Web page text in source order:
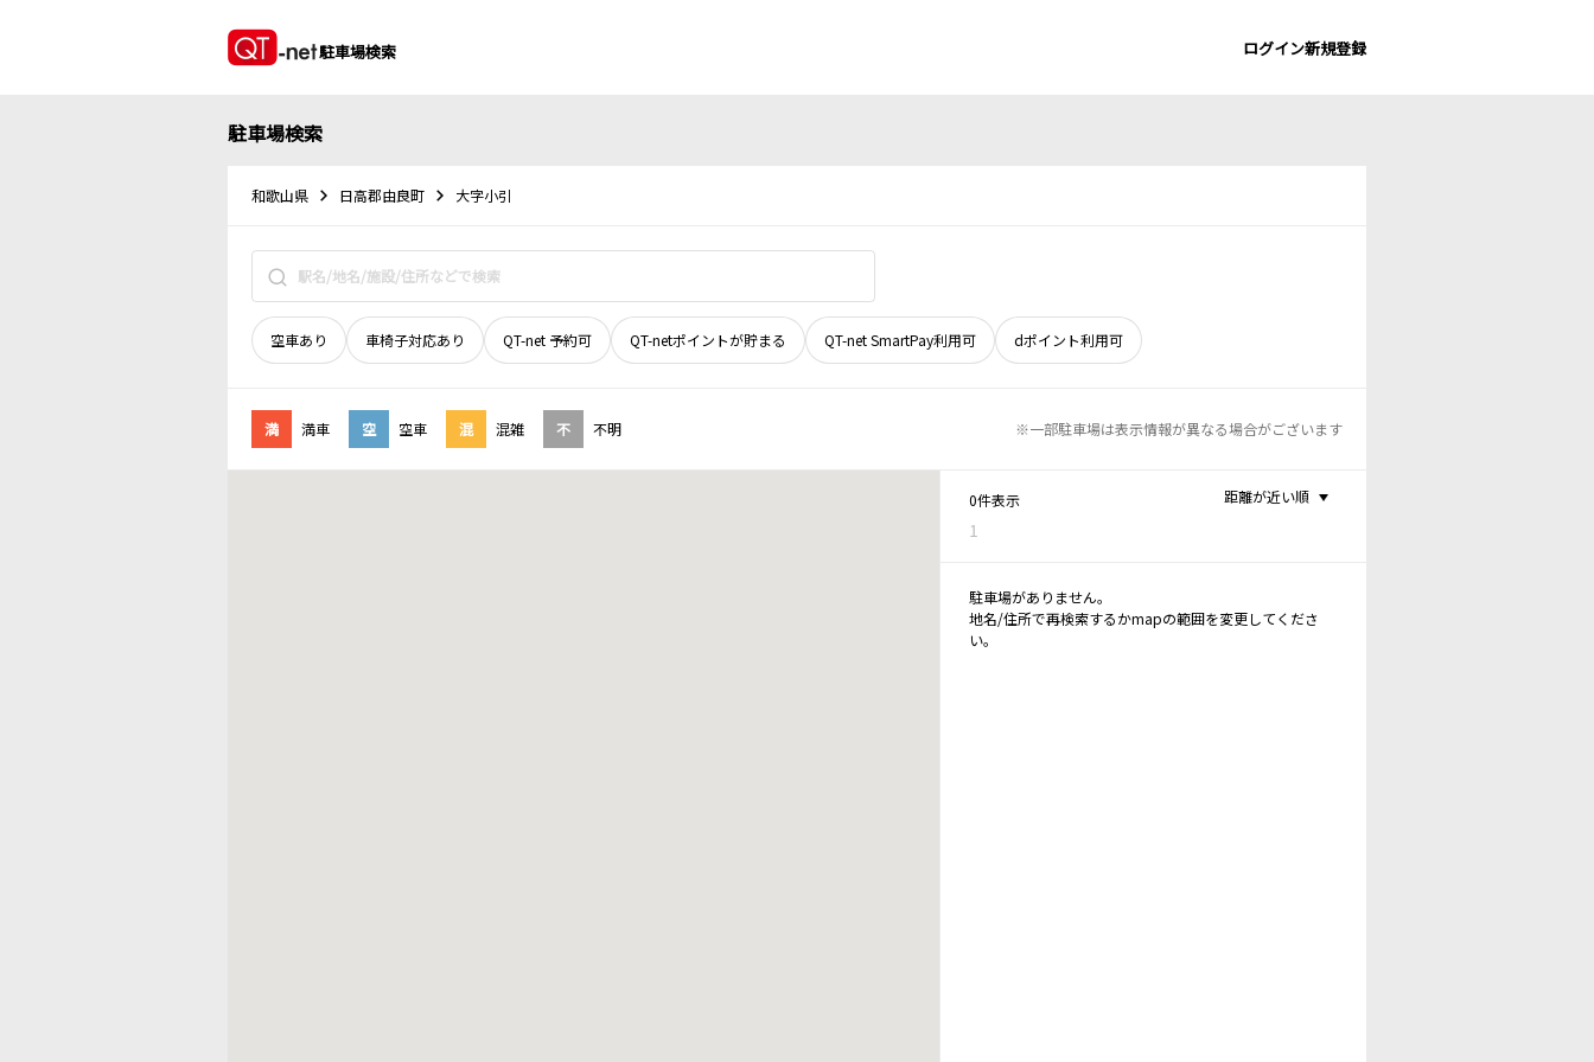
駐車場検索 ログイン新規登録
駐車場検索
和歌山県 日高郡由良町 大字小引
空車あり 車椅子対応あり QT-net 予約可 QT-netポイントが貯まる QT-net SmartPay利用可 dポイント利用可
満 満車 空 空車 混 混雑 不 不明 ※一部駐車場は表示情報が異なる場合がございます
0件表示
1
距離が近い順
駐車場がありません。
地名/住所で再検索するかmapの範囲を変更してくださ
い。